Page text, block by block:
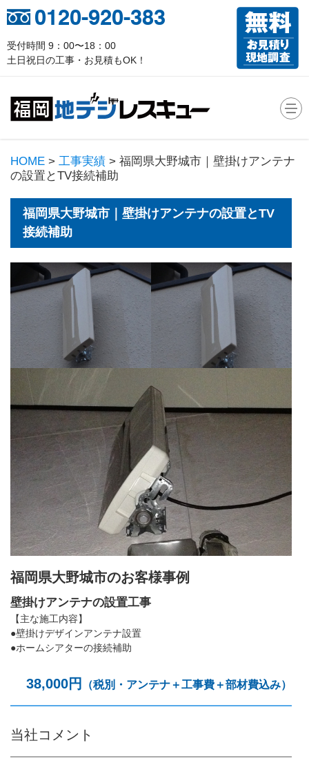
0120-920-383
受付時間 9：00〜18：00
土日祝日の工事・お見積もOK！
HOME > 工事実績 > 福岡県大野城市｜壁掛けアンテナ
の設置とTV接続補助
福岡県大野城市｜壁掛けアンテナの設置とTV
接続補助
福岡県大野城市のお客様事例
壁掛けアンテナの設置工事
【主な施工内容】
●壁掛けデザインアンテナ設置
●ホームシアターの接続補助
38,000円 （税別・アンテナ＋工事費＋部材費込み）
当社コメント